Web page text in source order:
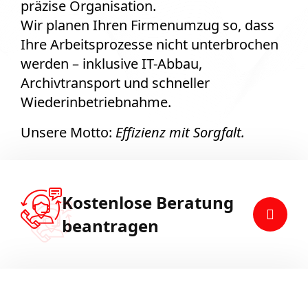
präzise Organisation.
Wir planen Ihren Firmenumzug so, dass
Ihre Arbeitsprozesse nicht unterbrochen
werden – inklusive IT-Abbau,
Archivtransport und schneller
Wiederinbetriebnahme.
Unsere Motto: Effizienz mit Sorgfalt.
Kostenlose Beratung
beantragen